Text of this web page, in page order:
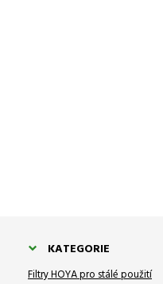
KATEGORIE
Filtry HOYA pro stálé použití